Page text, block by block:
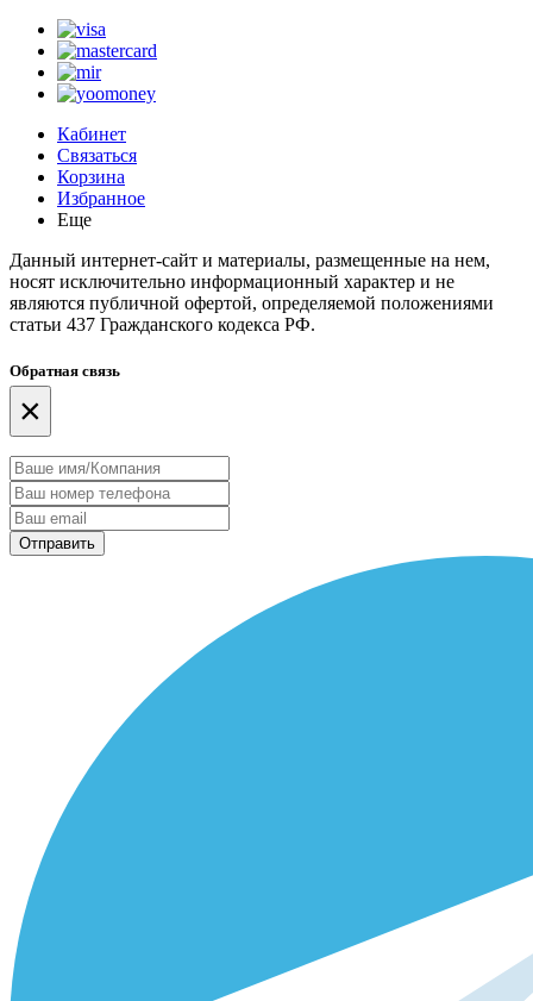
Кабинет
Связаться
Корзина
Избранное
Еще
Данный интернет-сайт и материалы, размещенные на нем,
носят исключительно информационный характер и не
являются публичной офертой, определяемой положениями
статьи 437 Гражданского кодекса РФ.
Обратная связь
×
Отправить